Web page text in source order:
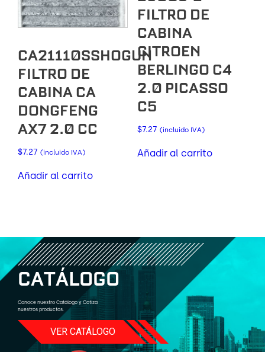
CA21110SSHOGUN
FILTRO DE
CABINA CA
DONGFENG
AX7 2.0 CC
$7.27 (incluido IVA)
Añadir al carrito
FILTRO DE
CABINA
CITROEN
BERLINGO C4
2.0 PICASSO
C5
$7.27 (incluido IVA)
Añadir al carrito
CATÁLOGO
Conoce nuestro Catálogo y Cotiza
nuestros productos.
VER CATÁLOGO